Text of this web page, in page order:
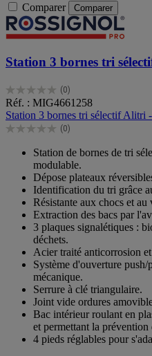
Comparer Comparer
Station 3 bornes tri
(0)
0.0
sur
5
étoiles.
Réf. : MIG4661258
Station 3 bornes tri sélectif Alitri
(0)
0.0
étoiles.
Station de bornes de tri
modulable.
Dépose plateaux
Identification du tri grâce
Résistante aux chocs et au
Extraction des bacs par
3 plaques signalétiques :
déchets.
Acier traité anticorrosion
Système d'ouverture
mécanique.
Serrure à clé triangulaire.
Joint vide ordures
Bac intérieur roulant en
et permettant la prévention
4 pieds réglables pour